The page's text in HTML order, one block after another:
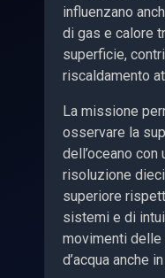
influenzano
di gas e calore
superficie,
riscaldamento
La missione
osservare la
dell’oceano con
risoluzione
superiore
sistemi e di
movimenti delle
d’acqua anche